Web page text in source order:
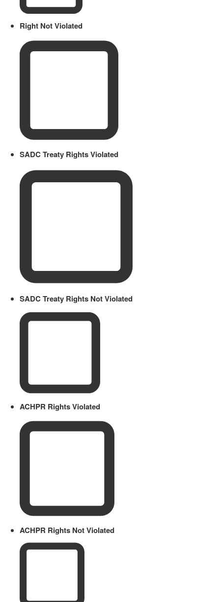
Right Not Violated
SADC Treaty Rights Violated
SADC Treaty Rights Not Violated
ACHPR Rights Violated
ACHPR Rights Not Violated